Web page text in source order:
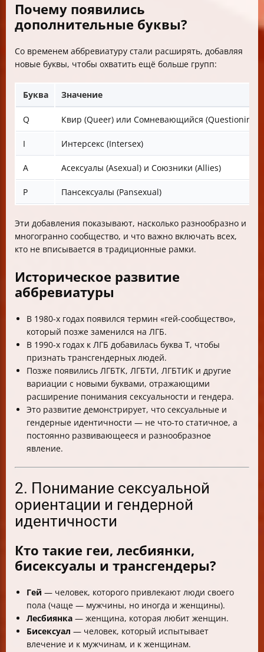
Почему появились
дополнительные буквы?
Со временем аббревиатуру стали расширять, добавляя
новые буквы, чтобы охватить ещё больше групп:
Буква Значение
Q Квир (Queer) или Сомневающийся (Questioning)
I Интерсекс (Intersex)
A Асексуалы (Asexual) и Союзники (Allies)
P Пансексуалы (Pansexual)
Эти добавления показывают, насколько разнообразно и
многогранно сообщество, и что важно включать всех,
кто не вписывается в традиционные рамки.
Историческое развитие
аббревиатуры
В 1980-х годах появился термин «гей-сообщество»,
который позже заменился на ЛГБ.
В 1990-х годах к ЛГБ добавилась буква Т, чтобы
признать трансгендерных людей.
Позже появились ЛГБТК, ЛГБТИ, ЛГБТИК и другие
вариации с новыми буквами, отражающими
расширение понимания сексуальности и гендера.
Это развитие демонстрирует, что сексуальные и
гендерные идентичности — не что-то статичное, а
постоянно развивающееся и разнообразное
явление.
2. Понимание сексуальной
ориентации и гендерной
идентичности
Кто такие геи, лесбиянки,
бисексуалы и трансгендеры?
Гей — человек, которого привлекают люди своего
пола (чаще — мужчины, но иногда и женщины).
Лесбиянка — женщина, которая любит женщин.
Бисексуал — человек, который испытывает
влечение и к мужчинам, и к женщинам.